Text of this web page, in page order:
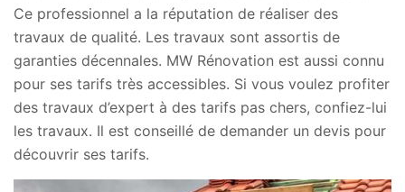
Ce professionnel a la réputation de réaliser des
travaux de qualité. Les travaux sont assortis de
garanties décennales. MW Rénovation est aussi connu
pour ses tarifs très accessibles. Si vous voulez profiter
des travaux d’expert à des tarifs pas chers, confiez-lui
les travaux. Il est conseillé de demander un devis pour
découvrir ses tarifs.